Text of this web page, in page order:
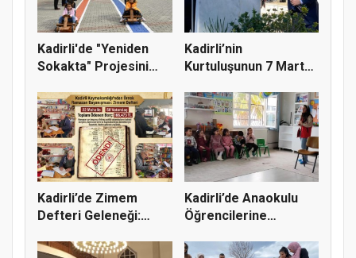
Kadirli'de "Yeniden
Sokakta" Projesini
Kadirli’nin
Kurtuluşunun 7 Mart
Kadirli’de Zimem
Defteri Geleneği:
Kadirli’de Anaokulu
Öğrencilerine